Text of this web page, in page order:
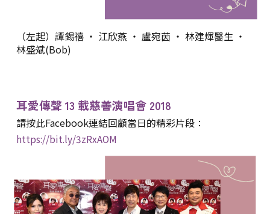
（左起）譚錫禧 ‧ 江欣燕 ‧ 盧宛茵 ‧ 林建煇醫生 ‧
林盛斌(Bob)
耳愛傳聲 13 載慈善演唱會 2018
請按此Facebook連結回顧當日的精彩片段 ：
https://bit.ly/3zRxAOM